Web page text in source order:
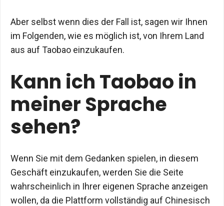
Aber selbst wenn dies der Fall ist, sagen wir Ihnen
im Folgenden, wie es möglich ist, von Ihrem Land
aus auf Taobao einzukaufen.
Kann ich Taobao in
meiner Sprache
sehen?
Wenn Sie mit dem Gedanken spielen, in diesem
Geschäft einzukaufen, werden Sie die Seite
wahrscheinlich in Ihrer eigenen Sprache anzeigen
wollen, da die Plattform vollständig auf Chinesisch